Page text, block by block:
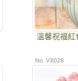
溫馨祝福紅
No. VX028